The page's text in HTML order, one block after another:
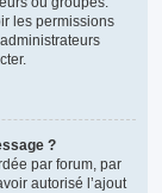
les permissions
?
par forum, par
autorisé l’ajout